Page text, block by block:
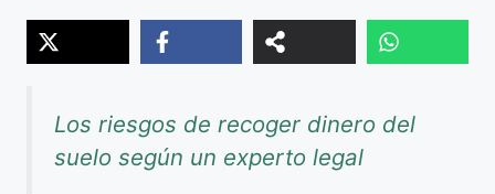
Los riesgos de recoger dinero del
suelo según un experto legal